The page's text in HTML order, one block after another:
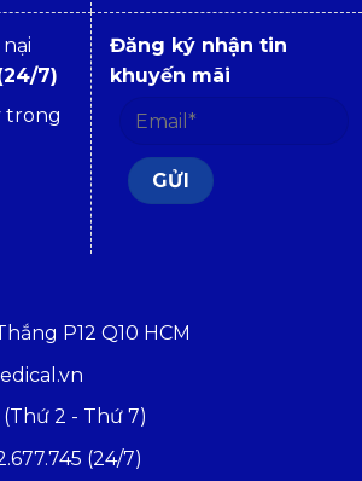
7)
trong
Đăng ký nhận tin
khuyến mãi
P12 Q10 HCM
2 - Thứ 7)
(24/7)